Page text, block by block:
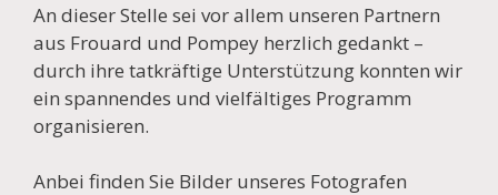
An dieser Stelle sei vor allem unseren Partnern
aus Frouard und Pompey herzlich gedankt –
durch ihre tatkräftige Unterstützung konnten wir
ein spannendes und vielfältiges Programm
organisieren.
Anbei finden Sie Bilder unseres Fotografen